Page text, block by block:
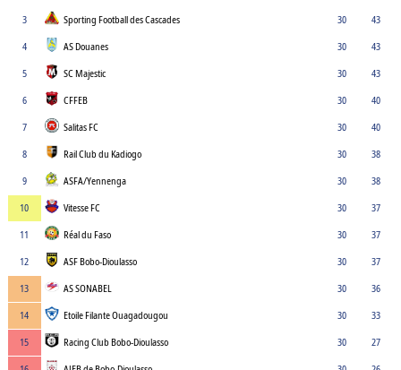
3
Sporting Football des Cascades 30
43
4
AS Douanes 30
43
5
SC Majestic 30
43
6
CFFEB 30
40
7
Salitas FC 30
40
8
Rail Club du Kadiogo 30
38
9
ASFA/Yennenga 30
38
10
Vitesse FC 30
37
11
Réal du Faso 30
37
12
ASF Bobo-Dioulasso 30
37
13
AS SONABEL 30
36
14
Etoile Filante Ouagadougou 30
33
15
Racing Club Bobo-Dioulasso 30
27